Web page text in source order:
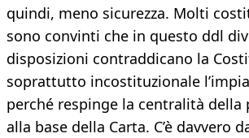
quindi, meno sicurezza. Molti
sono convinti che in questo ddl
disposizioni contraddicano la
soprattutto incostituzionale
perché respinge la centralità della
alla base della Carta. C’è davvero